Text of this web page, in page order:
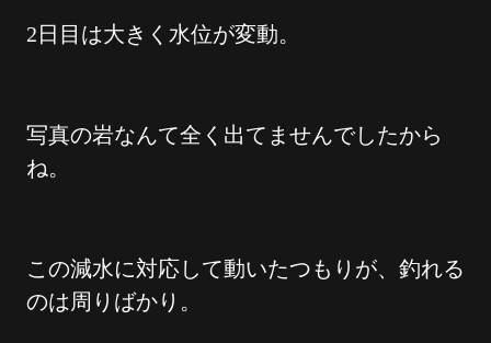
2日目は大きく水位が変動。
写真の岩なんて全く出てませんでしたから
ね。
この減水に対応して動いたつもりが、釣れる
のは周りばかり。